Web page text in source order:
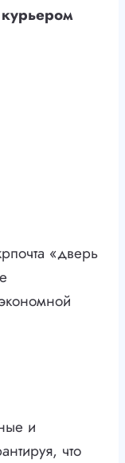
«дверь
и
что